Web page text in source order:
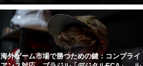
海外ゲーム市場で勝つための鍵：コンプライ